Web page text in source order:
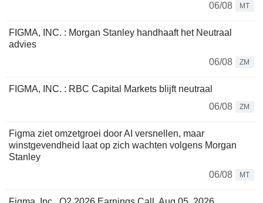
06/08
MT
FIGMA, INC. : Morgan Stanley handhaaft het Neutraal
advies
06/08
ZM
FIGMA, INC. : RBC Capital Markets blijft neutraal
06/08
ZM
Figma ziet omzetgroei door AI versnellen, maar
winstgevendheid laat op zich wachten volgens Morgan
Stanley
06/08
MT